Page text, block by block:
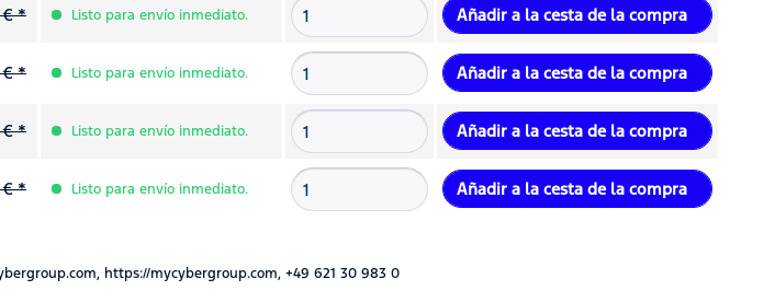
€ * Listo para envío inmediato. Añadir a la cesta de la compra
€ * Listo para envío inmediato. Añadir a la cesta de la compra
€ * Listo para envío inmediato. Añadir a la cesta de la compra
€ * Listo para envío inmediato. Añadir a la cesta de la compra
https://mycybergroup.com, +49 621 30 983 0